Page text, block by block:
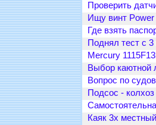
Проверить
Ищу винт Power
Где взять
Поднял тест с
Mercury
Выбор каютной
Вопрос по
Подсос -
Каяк 3х